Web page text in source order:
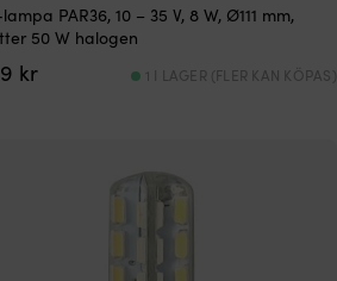
PAR36, 10 – 35 V, 8 W, Ø111 mm,
50 W halogen
kr 1 I LAGER (FLER KAN KÖPAS)